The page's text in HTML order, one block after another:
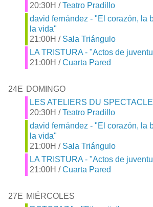
20:30H /Teatro Pradillo
david fernández - "El corazón, la
la vida"
21:00H / Sala Triángulo
LA TRISTURA - "Actos de
21:00H /Cuarta Pared
24E DOMINGO
LES ATELIERS DU
20:30H /Teatro Pradillo
david fernández - "El corazón, la
la vida"
21:00H / Sala Triángulo
LA TRISTURA - "Actos de
21:00H /Cuarta Pared
27E MIÉRCOLES